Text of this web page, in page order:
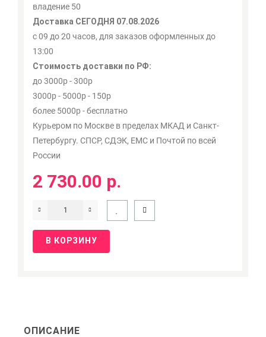
владение 50
Доставка СЕГОДНЯ 07.08.2026
с 09 до 20 часов, для заказов оформленных до
13:00
Стоимость доставки по РФ:
до 3000р - 300р
3000р - 5000р - 150р
более 5000р - бесплатно
Курьером по Москве в пределах МКАД и Санкт-
Петербургу. СПСР, СДЭК, ЕМС и Почтой по всей
России
2 730.00 р.
В КОРЗИНУ
ОПИСАНИЕ